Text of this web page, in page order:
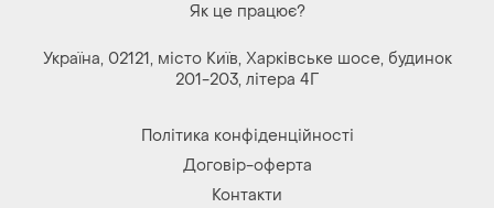
Як це працює?
Україна, 02121, місто Київ, Харківське шосе, будинок
201-203, літера 4Г
Політика конфіденційності
Договір-оферта
Контакти